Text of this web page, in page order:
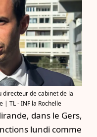
directeur de cabinet de la
| TL - INF la Rochelle
dans le Gers,
lundi comme